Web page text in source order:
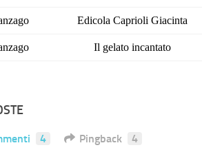
Edicola Caprioli Giacinta
Il gelato incantato
4 Pingback 4